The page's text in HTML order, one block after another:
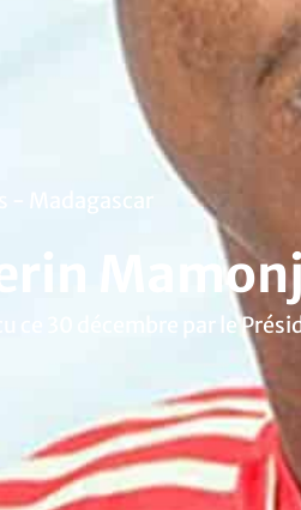
- Madagascar
ce 30 décembre par le